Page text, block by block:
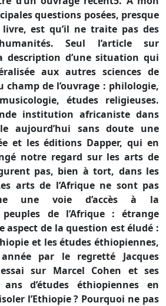
questions posées, presque
est qu’il ne traite pas des
Seul l’article sur
description d’une situation qui
aux autres sciences de
champ de l’ouvrage : philologie,
études religieuses.
institution africaniste dans
aujourd’hui sans doute une
et les éditions Dapper, qui en
notre regard sur les arts de
pas, bien à tort, dans les
arts de l’Afrique ne sont pas
une voie d’accès à la
peuples de l’Afrique : étrange
aspect de la question est éludé :
et les études éthiopiennes,
par le regretté Jacques
sur Marcel Cohen et ses
ans d’études éthiopiennes en
l’Ethiopie ? Pourquoi ne pas